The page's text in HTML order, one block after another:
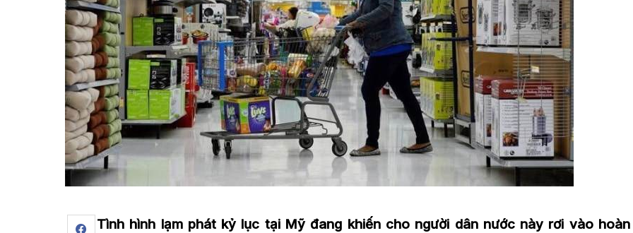
Tình hình lạm phát kỷ lục tại Mỹ đang khiến cho người dân nước này rơi vào hoàn